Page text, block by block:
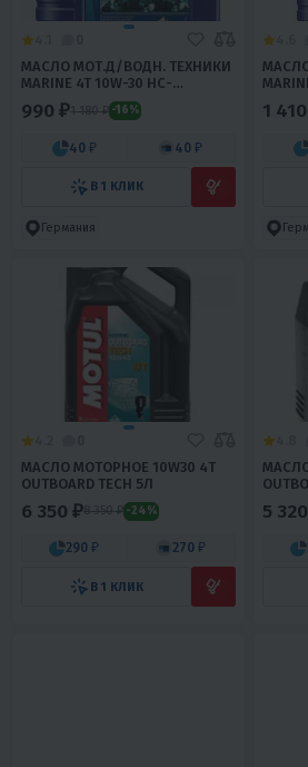
МАСЛО МОТ.Д/ВОДН. ТЕХНИКИ
MARINE 4T 10W-30 НС-
СИНТ.LIQUIMOLY 1Л
990 ₽1 180 ₽ -16%
40 ₽ 40 ₽
В 1 КЛИК
Германия
1
МАСЛО МОТОРНОЕ 10W30 4Т
OUTBOARD TECH 5Л
6 350 ₽8 350 ₽ -24%
290 ₽ 270 ₽
В 1 КЛИК
5